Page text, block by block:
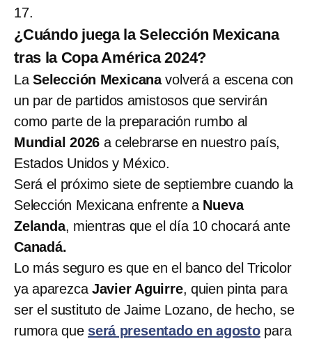
17.
¿Cuándo juega la Selección Mexicana
tras la Copa América 2024?
La Selección Mexicanavolverá a escena con
un par de partidos amistosos que servirán
como parte de la preparación rumbo al
Mundial 2026 a celebrarse en nuestro país,
Estados Unidos y México.
Será el próximo siete de septiembre cuando la
Selección Mexicana enfrente a Nueva
Zelanda, mientras que el día 10 chocará ante
Canadá.
Lo más seguro es que en el banco del Tricolor
ya aparezca Javier Aguirre, quien pinta para
ser el sustituto de Jaime Lozano, de hecho, se
rumora que será presentado en agostopara